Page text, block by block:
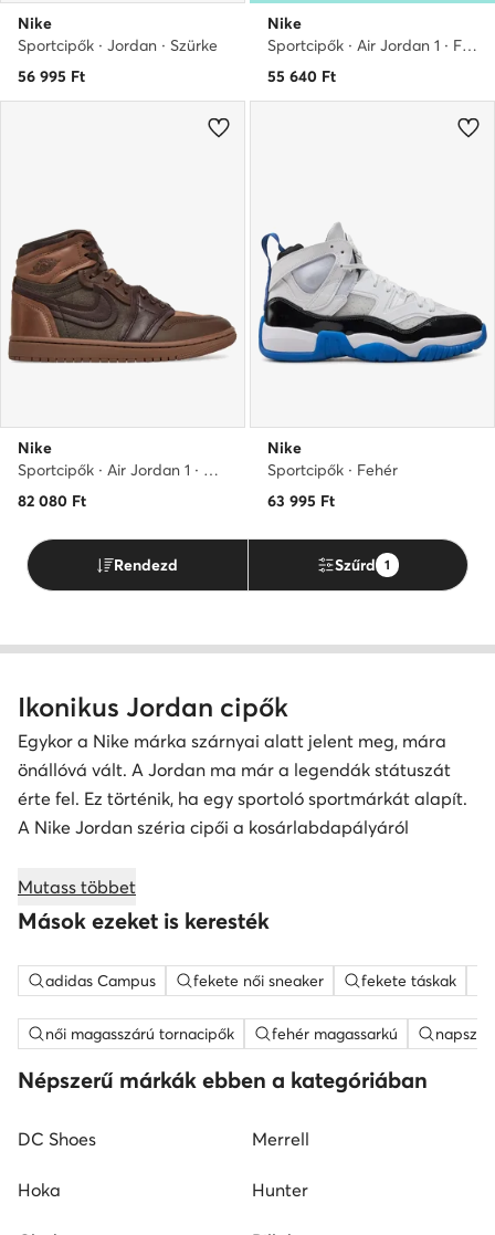
Nike
Sportcipők · Jordan · Szürke
56 995 Ft
Nike
Sportcipők · Air Jordan 1 · Fekete
55 640 Ft
Nike
Sportcipők · Air Jordan 1 · Barna
82 080 Ft
Nike
Sportcipők · Fehér
63 995 Ft
Rendezd Szűrd 1
Ikonikus Jordan cipők
Egykor a Nike márka szárnyai alatt jelent meg, mára
önállóvá vált. A Jordan ma már a legendák státuszát
érte fel. Ez történik, ha egy sportoló sportmárkát alapít.
A Nike Jordan széria cipői a kosárlabdapályáról
legendás kosaras, Michael Jordan tiszteletére született,
de rövid idő alatt a streetwear stílust is meghódította.
változatban is. A legjobb minőségű anyagokból
készülnek, magas szárral (ez a kosárlabdacipőkre
jellemző) és egyedi, kissé futurisztikus kialakításúak. A
Nike Jordan kategóriában azonban nem csak cipőket
találsz, hanemkiegészítőket is, mint például logós
összeállításaikat egészítik ki.
A legnépszerűbb kosarascipők
Mutass többet
Mások ezeket is keresték
adidas Campus fekete női sneaker fekete táskak
női magasszárú tornacipők fehér magassarkú
Népszerű márkák ebben a kategóriában
DC Shoes Merrell
Hoka Hunter